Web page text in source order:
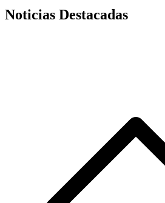
Noticias Destacadas